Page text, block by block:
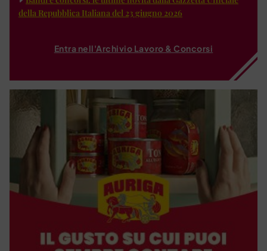
della Repubblica Italiana del 23 giugno 2026
Entra nell'Archivio Lavoro & Concorsi